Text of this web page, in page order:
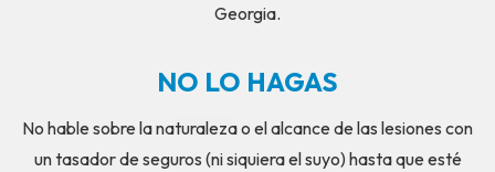
Georgia.
NO LO HAGAS
No hable sobre la naturaleza o el alcance de las lesiones con
un tasador de seguros (ni siquiera el suyo) hasta que esté